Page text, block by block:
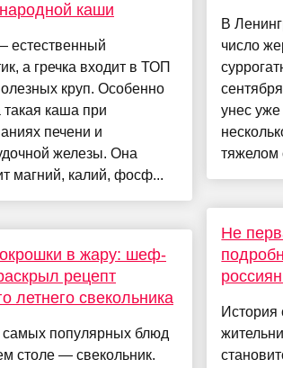
каши
естественный
а гречка входит в ТОП
круп. Особенно
такая каша при
печени и
железы. Она
магний, калий, фосф...
в жару: шеф-
рецепт
летнего свекольника
самых популярных блюд
столе — свекольник.
В
число
унес
тяжелом
Не
История